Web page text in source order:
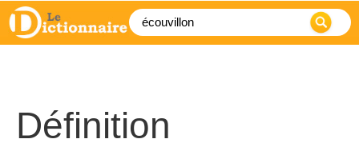
Définition